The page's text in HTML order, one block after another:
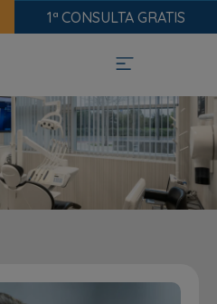
1ª CONSULTA GRATIS